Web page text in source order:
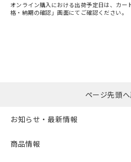
オンライン購入における出荷予定日は、カー
格・納期の確認」画面にてご確認ください。
ページ先頭
お知らせ・最新情報
商品情報